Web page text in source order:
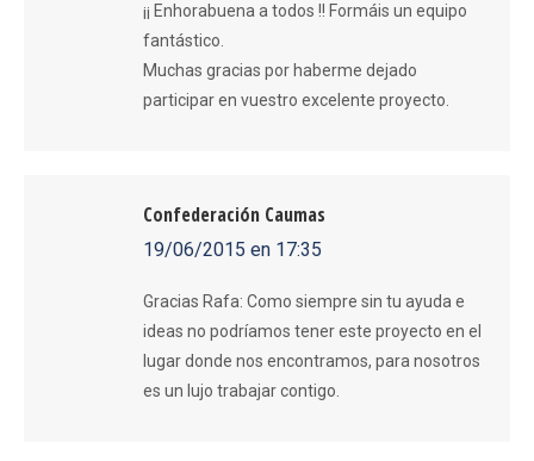
¡¡ Enhorabuena a todos !! Formáis un equipo
fantástico.
Muchas gracias por haberme dejado
participar en vuestro excelente proyecto.
Confederación Caumas
dice:
19/06/2015 en 17:35
Gracias Rafa: Como siempre sin tu ayuda e
ideas no podríamos tener este proyecto en el
lugar donde nos encontramos, para nosotros
es un lujo trabajar contigo.